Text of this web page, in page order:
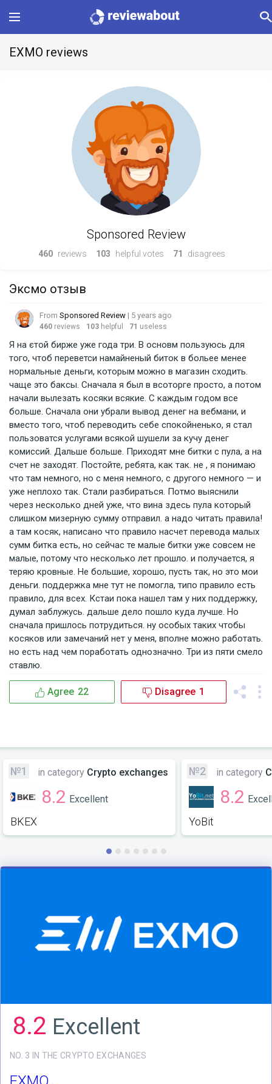
Main
Change language
EXMO reviews
Sponsored Review
460 reviews 103 helpful votes 71 disagrees
Эксмо отзыв
From Sponsored Review | 5 years ago
460 reviews 103 helpful 71 useless
Я на єтой бирже уже года три. В основм пользуюсь для
того, чтоб переветси намайненый биток в больее менее
нормальные деньги, которым можно в магазин сходить.
чаще это баксы. Сначала я был в всоторге просто, а потом
начали вылезать косяки всякие. С каждым годом все
больше. Сначала они убрали вывод денег на вебмани, и
вместо того, чтоб переводить себе спокойненько, я стал
пользоватся услугами всякой шушели за кучу денег
комиссий. Дальше больше. Приходят мне битки с пула, а на
счет не заходят. Постойте, ребята, как так. не , я понимаю
что там немного, но с меня немного, с другого немного — и
уже неплохо так. Стали разбираться. Потмо выяснили
через несколько дней уже, что вина здесь пула который
слишком мизерную сумму отправил. а надо читать правила!
а там косяк, написано что правило насчет перевода малых
сумм битка есть, но сейчас те малые битки уже совсем не
малые, потому что несколько лет прошло. и получается, я
теряю кровные. Не большие, хорошо, пусть так, но это мои
деньги. поддержка мне тут не помогла, типо правило есть
правило, для всех. Кстаи пока нашел там у них поддержку,
думал заблужусь. дальше дело пошло куда лучше. Но
сначала пришлось потрудиться. ну особых таких чтобы
косяков или замечаний нет у меня, вполне можно работать.
но есть над чем поработать однозначно. Три из пяти смело
ставлю.
Agree 22 Disagree 1
8.2 Excellent
NO. 3 IN THE CRYPTO EXCHANGES
№1 in category Crypto exchanges
8.2 Excellent
BKEX
№2 in category
8.2
YoBit